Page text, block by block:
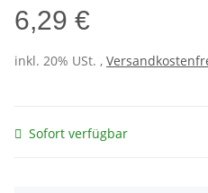
6,29 €
inkl. 20% USt. ,
Sofort verfügbar